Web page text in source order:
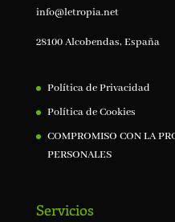
info@letropia.net
28100 Alcobendas, España
Política de Privacidad
Política de Cookies
COMPROMISO CON LA
PERSONALES
Servicios